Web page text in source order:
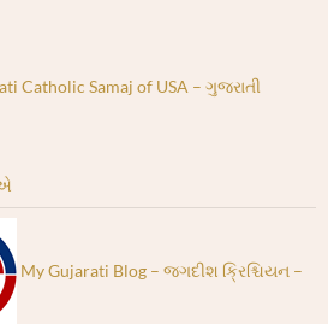
Catholic Samaj of USA – ગુજરાતી
My Gujarati Blog – જગદીશ ક્રિશ્ચિયન –